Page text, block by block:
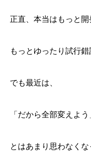
正直、本当はもっと開
もっとゆったり試行錯
でも最近は、
「だから全部変えよう
とはあまり思わなくな
「やらなきゃ」よ
「直接収入」と「未